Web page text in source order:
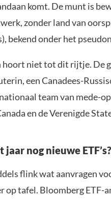
komt. De munt is
zonder land van
bekend onder het
hoort niet tot dit rijtje. De
een Canadees-
team van mede-
en de Verenigde
nog nieuwe ETF’s?
flink wat aanvragen
op tafel. Bloomberg ETF-